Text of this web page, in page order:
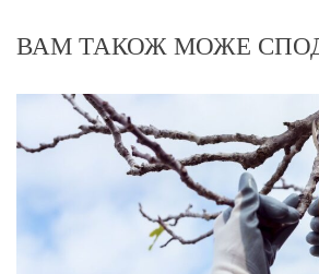
ВАМ ТАКОЖ МОЖЕ